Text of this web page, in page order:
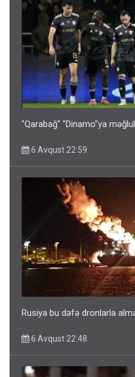
Bu ölkələrə şəxsiyyət
SİYAHI
6 Avqust 10:53
Ərdoğana sui-qəsd planının
"Qarabağ" "Dinamo"ya
6 Avqust 22:59
Rusiya bu dəfə dronlarla
6 Avqust 22:48